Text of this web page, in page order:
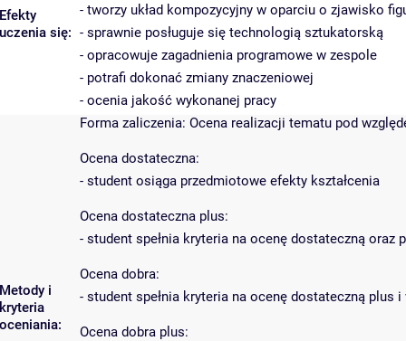
Efekty
uczenia się:
- tworzy układ kompozycyjny w oparciu o zjawisko
- sprawnie posługuje się technologią sztukatorską
- opracowuje zagadnienia programowe w zespole
- potrafi dokonać zmiany znaczeniowej
- ocenia jakość wykonanej pracy
Metody i
kryteria
oceniania:
Forma zaliczenia: Ocena realizacji tematu pod
Ocena dostateczna:
- student osiąga przedmiotowe efekty kształcenia
Ocena dostateczna plus:
- student spełnia kryteria na ocenę dostateczną
Ocena dobra:
- student spełnia kryteria na ocenę dostateczną
Ocena dobra plus: